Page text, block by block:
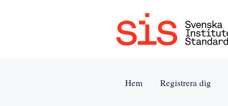
Hem Registrera dig